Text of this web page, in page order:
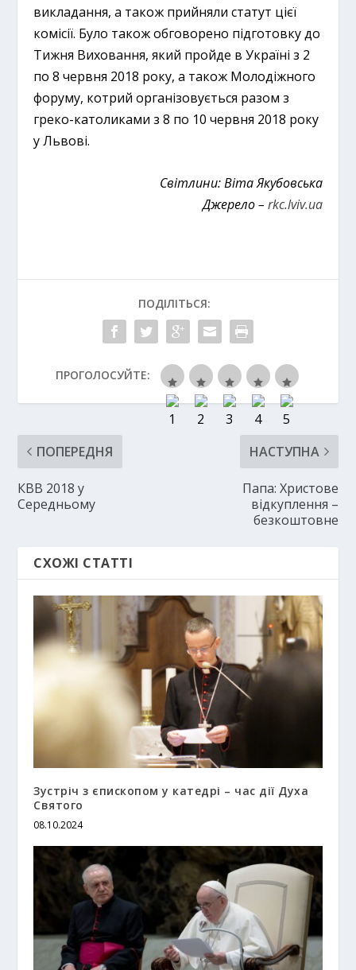
викладання, а також прийняли статут цієї
комісії. Було також обговорено підготовку до
Тижня Виховання, який пройде в Україні з 2
по 8 червня 2018 року, а також Молодіжного
форуму, котрий організовується разом з
греко-католиками з 8 по 10 червня 2018 року
у Львові.
Світлини: Віта Якубовська
Джерело – rkc.lviv.ua
ПОДІЛІТЬСЯ:
ПРОГОЛОСУЙТЕ:
ПОПЕРЕДНЯ
КВВ 2018 у
Середньому
НАСТУПНА
Папа: Христове
відкуплення –
безкоштовне
СХОЖІ СТАТТІ
Зустріч з єпископом у катедрі – час дії Духа
Святого
08.10.2024